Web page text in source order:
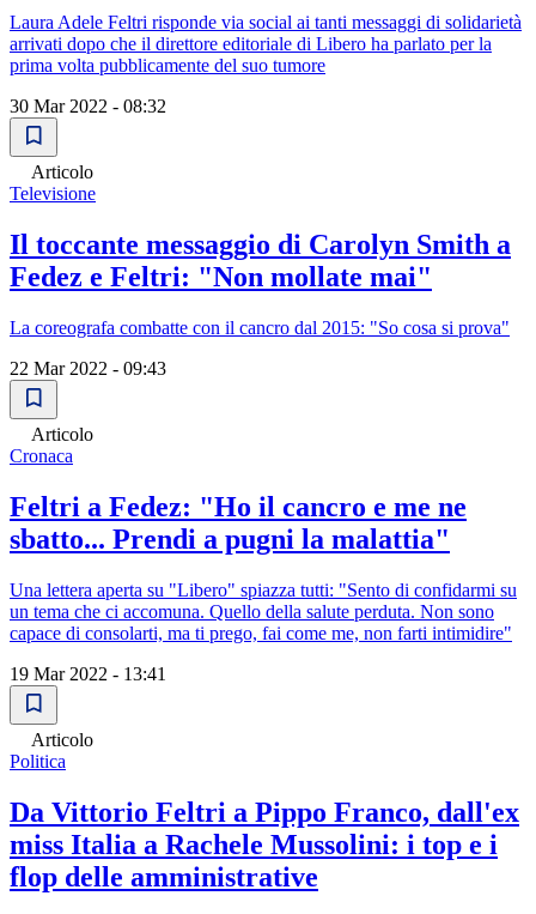
Laura Adele Feltri risponde via social ai tanti messaggi di solidarietà
arrivati dopo che il direttore editoriale di Libero ha parlato per la
prima volta pubblicamente del suo tumore
30 Mar 2022 - 08:32
Articolo
Televisione
Il toccante messaggio di Carolyn Smith a
Fedez e Feltri: "Non mollate mai"
La coreografa combatte con il cancro dal 2015: "So cosa si prova"
22 Mar 2022 - 09:43
Articolo
Cronaca
Feltri a Fedez: "Ho il cancro e me ne
sbatto... Prendi a pugni la malattia"
Una lettera aperta su "Libero" spiazza tutti: "Sento di confidarmi su
un tema che ci accomuna. Quello della salute perduta. Non sono
capace di consolarti, ma ti prego, fai come me, non farti intimidire"
19 Mar 2022 - 13:41
Articolo
Politica
Da Vittorio Feltri a Pippo Franco, dall'ex
miss Italia a Rachele Mussolini: i top e i
flop delle amministrative